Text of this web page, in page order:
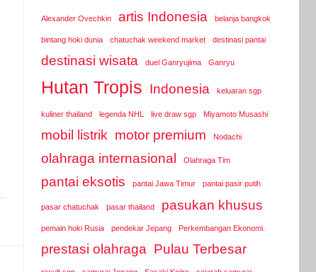
Alexander Ovechkin artis Indonesia belanja bangkok
bintang hoki dunia chatuchak weekend market destinasi pantai
destinasi wisata duel Ganryujima Ganryu
Hutan Tropis Indonesia keluaran sgp
kuliner thailand legenda NHL live draw sgp Miyamoto Musashi
mobil listrik motor premium Nodachi
olahraga internasional Olahraga Tim
pantai eksotis pantai Jawa Timur pantai pasir putih
pasar chatuchak pasar thailand pasukan khusus
pemain hoki Rusia pendekar Jepang Perkembangan Ekonomi.
prestasi olahraga Pulau Terbesar